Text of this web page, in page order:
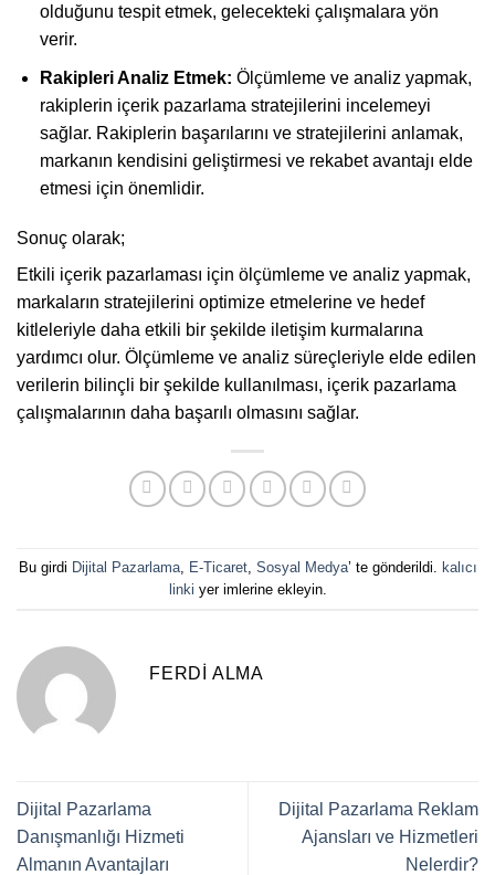
olduğunu tespit etmek, gelecekteki çalışmalara yön
verir.
Rakipleri Analiz Etmek: Ölçümleme ve analiz yapmak,
rakiplerin içerik pazarlama stratejilerini incelemeyi
sağlar. Rakiplerin başarılarını ve stratejilerini anlamak,
markanın kendisini geliştirmesi ve rekabet avantajı elde
etmesi için önemlidir.
Sonuç olarak;
Etkili içerik pazarlaması için ölçümleme ve analiz yapmak,
markaların stratejilerini optimize etmelerine ve hedef
kitleleriyle daha etkili bir şekilde iletişim kurmalarına
yardımcı olur. Ölçümleme ve analiz süreçleriyle elde edilen
verilerin bilinçli bir şekilde kullanılması, içerik pazarlama
çalışmalarının daha başarılı olmasını sağlar.
Bu girdi Dijital Pazarlama, E-Ticaret, Sosyal Medya’ te gönderildi. kalıcı
linki yer imlerine ekleyin.
FERDI ALMA
Dijital Pazarlama
Danışmanlığı Hizmeti
Almanın Avantajları
Dijital Pazarlama Reklam
Ajansları ve Hizmetleri
Nelerdir?